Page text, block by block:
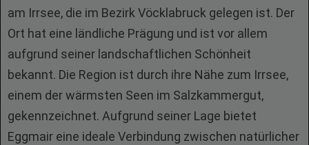
am Irrsee, die im Bezirk Vöcklabruck gelegen ist. Der
Ort hat eine ländliche Prägung und ist vor allem
aufgrund seiner landschaftlichen Schönheit
bekannt. Die Region ist durch ihre Nähe zum Irrsee,
einem der wärmsten Seen im Salzkammergut,
gekennzeichnet. Aufgrund seiner Lage bietet
Eggmair eine ideale Verbindung zwischen natürlicher